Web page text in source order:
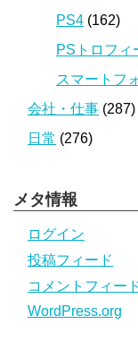
PS4 (162)
PSトロフィ
スマートフ
会社・仕事 (287)
日常 (276)
メタ情報
ログイン
投稿フィード
コメントフィー
WordPress.org